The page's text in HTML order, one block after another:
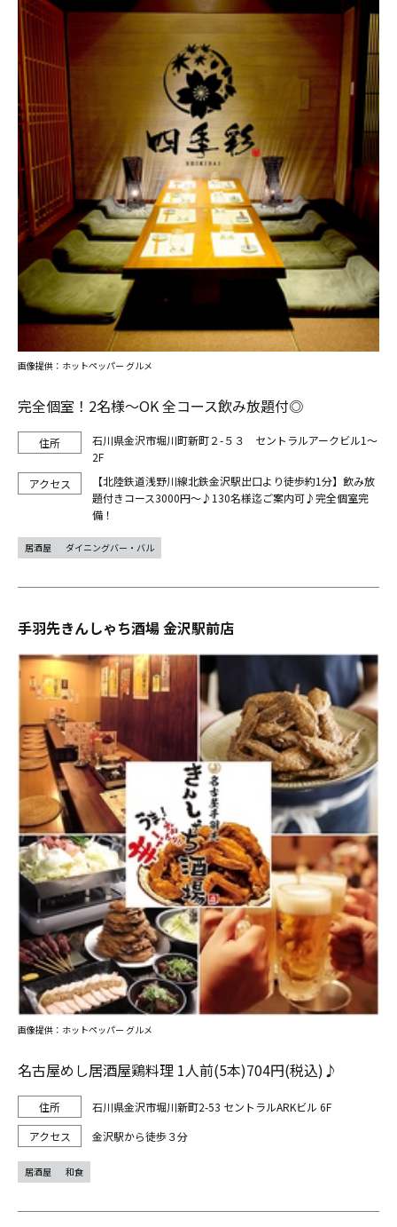
完全個室！2名様～OK 全コース飲み放題付◎
石川県金沢市堀川町新町２-５３ セントラルアークビル1～
2F
【北陸鉄道浅野川線北鉄金沢駅出口より徒歩約1分】飲み放
題付きコース3000円～♪130名様迄ご案内可♪完全個室完
備！
画像提供：ホットペッパー グルメ
居酒屋 ダイニングバー・バル
手羽先きんしゃち酒場 金沢駅前店
名古屋めし居酒屋鶏料理 1人前(5本)704円(税込)♪
石川県金沢市堀川新町2-53 セントラルARKビル 6F
金沢駅から徒歩３分
画像提供：ホットペッパー グルメ
居酒屋 和食